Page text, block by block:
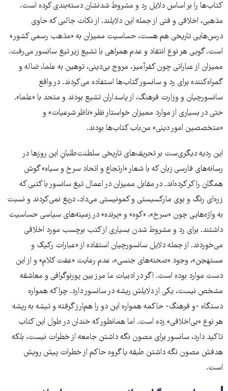
کتاب‌ها را بر اساس دلایل رد و مشروط شدنشان دسته‌بندی کرده است.
مذهبی، اخلاقی و فنی از جمله این دلایلند. از نکات جالبی که حاوی
درس‌هایی تاریخی هم هست، حساسیت ممیزان به «مذهب رسمی کشور»
است. گویی هر نوع انتقاد و عدم همراهی با تشیع زیر تیغ سانسور می‌رفت.
ممیزان از عباراتی چون کفرآمیز، مروج بی‌دینی، توهین به علما، ضاله و
گمراه‌کننده برای رد و سانسور کتاب‌ها استفاده می‌کردند. در واقع
سانسورچیان و وزارت فرهنگ، از پاسداران تشیع بودند و متحد با «علما».
حتی در بسیاری از موارد ممیزان خواستار نظر «ناظر شرعیات» و
«متخصصین امور دینی» من‌باب کتاب‌ها بودند.
این ردیه دیگری‌ست بر تحریف‌های تاریخی سلطنت‌طلبانِ این روز‌ها در
رسانه‌های فارسی زبان که با شعار «ارتجاع و اتحاد سرخ و سیاه» گوش
همگان را کر کرده‌اند. در مقابل ممیزان در اعمال تیغ سانسور با کتبی که
زره‌ای رنگ و بوی مارکسیستی و کمونیستی می‌داد، دریغ‌ نمی‌کردند و نسبت
به واژه‌هایی چون «سرخ»، «کوه» و «پرنده» در زمینه‌های سیاسی حساسیت
داشتند. برای رد و مشروط شدن بسیاری از کتب برچسب مورد اخلاقی
می‌خوردند. از جمله دلایل سانسورچیان استفاده از «عبارات رکیک و
مستهجن»، وجود «صحنه‌های جنسی»، عدم رعایت «عفت کلام» و از این
دست موارد بوده است. اگر در ادبیات ما مرز بین پورنوگرافی و معاشقه
مشخص نیست، یکی از دلایلش ریشه در سانسور دارد. چرا که همواره
دستگاه -و فرهنگ- حاکمه همواره این دو را هم‌ارز گرفته و تیشه به ریشه
هر نوع «بی‌اخلاقی» زده است. اما همانطور که خندان در طول این کتاب
تاکید دارد، سانسور برای مصون نگه داشتن جامعه از خطرات نیست، بلکه
هدفش مصون نگه داشتن طبقه یا گروه حاکم از خطرات پیش رویش
است.